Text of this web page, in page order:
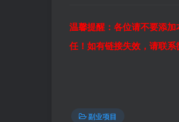
温馨提醒：各位请不要添
任！如有链接失效，请联系
副业项目